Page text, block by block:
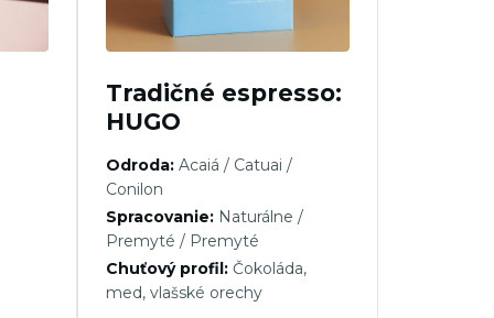
Tradičné espresso:
HUGO
Odroda: Acaiá / Catuai /
Conilon
Spracovanie: Naturálne /
Premyté / Premyté
Chuťový profil: Čokoláda,
med, vlašské orechy